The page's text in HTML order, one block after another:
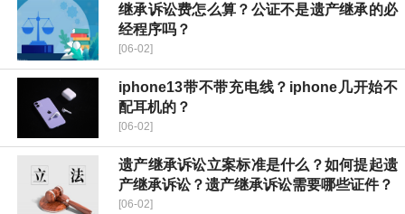
继承诉讼费怎么算？公证不是遗产继承的必
经程序吗？
[06-02]
iphone13带不带充电线？iphone几开始不
配耳机的？
[06-02]
遗产继承诉讼立案标准是什么？如何提起遗
产继承诉讼？遗产继承诉讼需要哪些证件？
[06-02]